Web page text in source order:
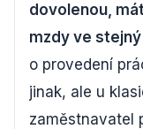
dovolenou,
mzdy ve
o provedení
jinak, ale u
zaměstnavatel